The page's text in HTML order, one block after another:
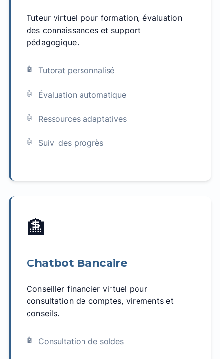
Tuteur virtuel pour formation, évaluation
des connaissances et support
pédagogique.
Tutorat personnalisé
Évaluation automatique
Ressources adaptatives
Suivi des progrès
🏦
Chatbot Bancaire
Conseiller financier virtuel pour
consultation de comptes, virements et
conseils.
Consultation de soldes